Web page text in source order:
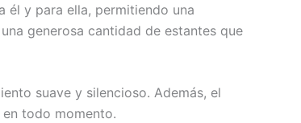
él y para ella, permitiendo una
generosa cantidad de estantes que
suave y silencioso. Además, el
todo momento.